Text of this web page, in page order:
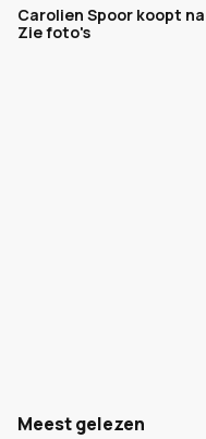
Carolien Spoor koopt
Zie foto's
Meest gelezen